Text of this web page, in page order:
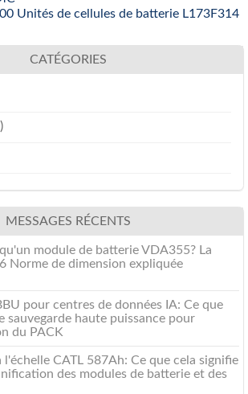
Unités de cellules de batterie L173F314
CATÉGORIES
MESSAGES RÉCENTS
module de batterie VDA355? La
Norme de dimension expliquée
pour centres de données IA: Ce que
sauvegarde haute puissance pour
du PACK
l'échelle CATL 587Ah: Ce que cela signifie
des modules de batterie et des